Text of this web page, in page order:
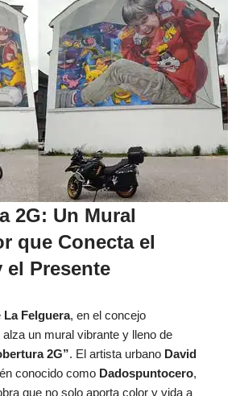
2G: Un Mural
que Conecta el
el Presente
La Felguera, en el concejo
alza un mural vibrante y lleno de
2G”. El artista urbano David
conocido como Dadospuntocero,
que no solo aporta color y vida a